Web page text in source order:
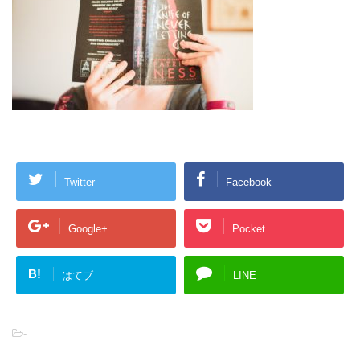
Twitter Facebook
Google+ Pocket
B! はてブ LINE
-